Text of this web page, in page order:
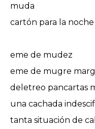
muda
cartón para la
eme de mudez
eme de mugre
deletreo pancartas
una cachada
tanta situación de